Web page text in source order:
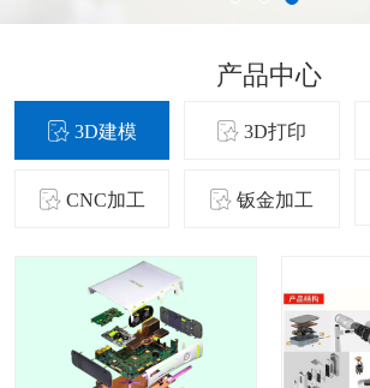
产品中心
3D建模 3D打印
CNC加工 钣金加工